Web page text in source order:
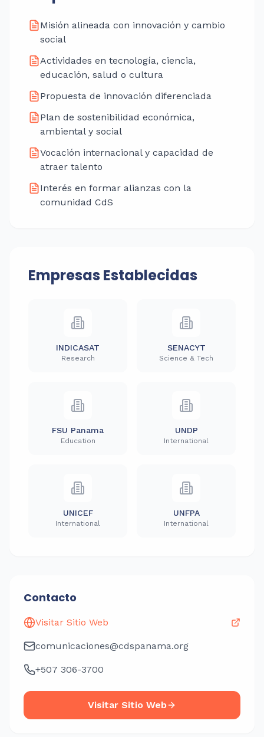
Misión alineada con innovación y cambio
social
Actividades en tecnología, ciencia,
educación, salud o cultura
Propuesta de innovación diferenciada
Plan de sostenibilidad económica,
ambiental y social
Vocación internacional y capacidad de
atraer talento
Interés en formar alianzas con la
comunidad CdS
Empresas Establecidas
INDICASAT
Research
SENACYT
Science & Tech
FSU Panama
Education
UNDP
International
UNICEF
International
UNFPA
International
Contacto
Visitar Sitio Web
comunicaciones@cdspanama.org
+507 306-3700
Visitar Sitio Web